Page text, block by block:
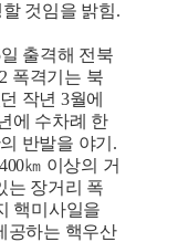
할 것임을 밝힘.
출격해 전북
폭격기는 북
작년 3월에
에 수차례 한
반발을 야기.
㎞ 이상의 거
는 장거리 폭
핵미사일을
공하는 핵우산